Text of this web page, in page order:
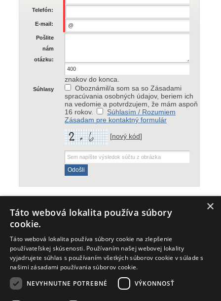
Telefón:
E-mail:
Pošlite
nám
otázku:
znakov do konca.
Súhlasy
Oboznámil/a som sa so Zásadami
spracúvania osobných údajov, beriem ich
na vedomie a potvrdzujem, že mám aspoň
16 rokov.
Súhlasím / Rozumiem
Zásadam pre kontaktný formulár
[nový kód]
KONTAKT
DOKUMENTY
REKLAMAČNÝ FORMULÁR
ODSTÚPENIE OD ZMLUVY
×
Táto webová lokalita používa súbory
cookie.
Táto webová lokalita používa súbory cookie na zlepšenie
používateľskej skúsenosti. Používaním našej webovej lokality
vyjadrujete súhlas s používaním všetkých súborov cookie v súlade s
našimi zásadami používania súborov cookie.
NEVYHNUTNE POTREBNÉ
VÝKONNOSŤ